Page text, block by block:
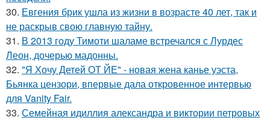
30. Евгения брик ушла из жизни в возрасте 40 лет, так и
не раскрыв свою главную тайну.
31. В 2013 году Тимоти шаламе встречался с Лурдес
Леон, дочерью мадонны.
32. "Я Хочу Детей ОТ ЙЕ" - новая жена канье уэста,
Бьянка цензори, впервые дала откровенное интервью
для Vanity Fair.
33. Семейная идиллия александра и виктории петровых